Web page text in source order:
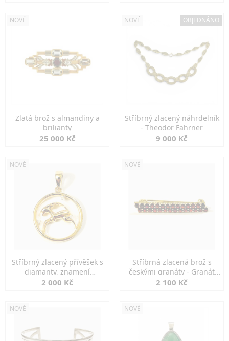
NOVÉ
Zlatá brož s almandiny a
brilianty
25 000 Kč
NOVÉ OBJEDNÁNO
Stříbrný zlacený náhrdelník
- Theodor Fahrner
9 000 Kč
NOVÉ
Stříbrný zlacený přívěšek s
diamanty, znamení
KOZOROH
2 000 Kč
NOVÉ
Stříbrná zlacená brož s
českými granáty - Granát
Turnov
2 100 Kč
NOVÉ NOVÉ